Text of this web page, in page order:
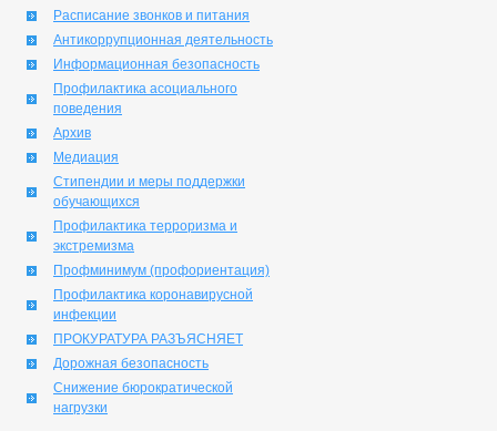
Расписание звонков и питания
Антикоррупционная деятельность
Информационная безопасность
Профилактика асоциального
поведения
Архив
Медиация
Стипендии и меры поддержки
обучающихся
Профилактика терроризма и
экстремизма
Профминимум (профориентация)
Профилактика коронавирусной
инфекции
ПРОКУРАТУРА РАЗЪЯСНЯЕТ
Дорожная безопасность
Снижение бюрократической
нагрузки